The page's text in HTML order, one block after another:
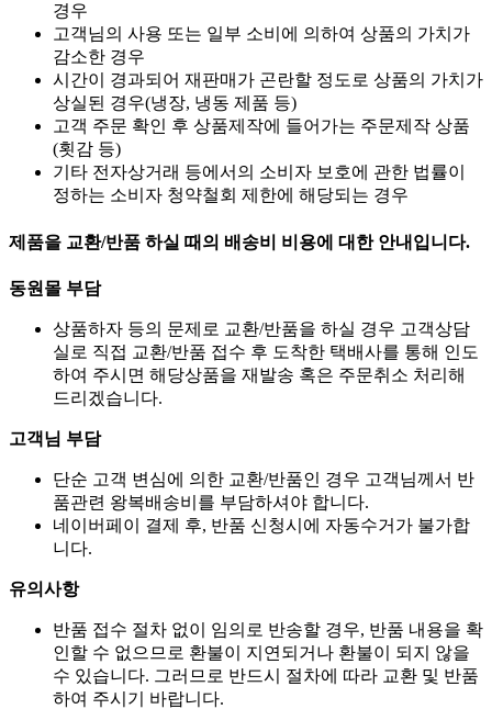
경우
고객님의 사용 또는 일부 소비에 의하여 상품의 가치가
감소한 경우
시간이 경과되어 재판매가 곤란할 정도로 상품의 가치가
상실된 경우(냉장, 냉동 제품 등)
고객 주문 확인 후 상품제작에 들어가는 주문제작 상품
(횟감 등)
기타 전자상거래 등에서의 소비자 보호에 관한 법률이
정하는 소비자 청약철회 제한에 해당되는 경우
제품을 교환/반품 하실 때의 배송비 비용에 대한 안내입니다.
동원몰 부담
상품하자 등의 문제로 교환/반품을 하실 경우 고객상담
실로 직접 교환/반품 접수 후 도착한 택배사를 통해 인도
하여 주시면 해당상품을 재발송 혹은 주문취소 처리해
드리겠습니다.
고객님 부담
단순 고객 변심에 의한 교환/반품인 경우 고객님께서 반
품관련 왕복배송비를 부담하셔야 합니다.
네이버페이 결제 후, 반품 신청시에 자동수거가 불가합
니다.
유의사항
반품 접수 절차 없이 임의로 반송할 경우, 반품 내용을 확
인할 수 없으므로 환불이 지연되거나 환불이 되지 않을
수 있습니다. 그러므로 반드시 절차에 따라 교환 및 반품
하여 주시기 바랍니다.